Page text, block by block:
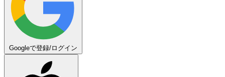
Googleで登録/ログイン